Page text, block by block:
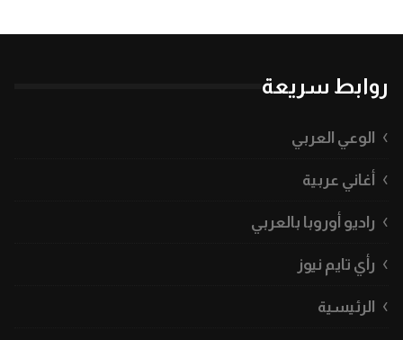
روابط سريعة
الوعي العربي
أغاني عربية
راديو أوروبا بالعربي
رأي تايم نيوز
الرئيسية